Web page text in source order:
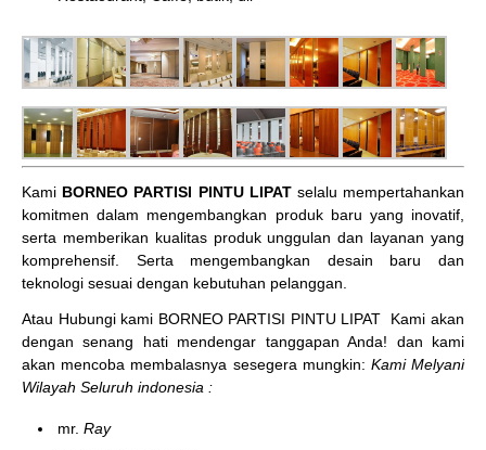
Kami BORNEO PARTISI PINTU LIPATselalu mempertahankan
komitmen dalam mengembangkan produk baru yang inovatif,
serta memberikan kualitas produk unggulan dan layanan yang
komprehensif. Serta mengembangkan desain baru dan
teknologi sesuai dengan kebutuhan pelanggan.
Atau Hubungi kami BORNEO PARTISI PINTU LIPAT
Kami akan
dengan senang hati mendengar tanggapan Anda! dan kami
akan mencoba membalasnya sesegera mungkin: Kami Melyani
Wilayah Seluruh indonesia :
mr. Ray